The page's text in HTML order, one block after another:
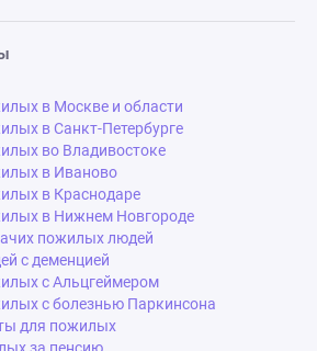
в Москве и области
в Санкт-Петербурге
во Владивостоке
в Иваново
в Краснодаре
в Нижнем Новгороде
пожилых людей
с деменцией
с Альцгеймером
с болезнью Паркинсона
для пожилых